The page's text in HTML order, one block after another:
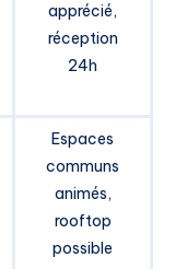
apprécié,
réception
24h
Espaces
communs
animés,
rooftop
possible